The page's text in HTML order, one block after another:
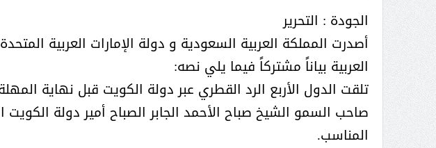
الجودة : التحرير
أصدرت المملكة العربية السعودية و دولة الإمارات العربية
العربية بياناً مشتركاً فيما يلي نصه:
تلقت الدول الأربع الرد القطري عبر دولة الكويت قبل نهاية
صاحب السمو الشيخ صباح الأحمد الجابر الصباح أمير دولة
المناسب.